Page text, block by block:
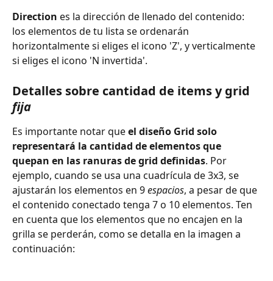
Direction es la dirección de llenado del contenido:
los elementos de tu lista se ordenarán
horizontalmente si eliges el icono 'Z', y verticalmente
si eliges el icono 'N invertida'.
Detalles sobre cantidad de items y grid
fija
Es importante notar que el diseño Grid solo
representará la cantidad de elementos que
quepan en las ranuras de grid definidas. Por
ejemplo, cuando se usa una cuadrícula de 3x3, se
ajustarán los elementos en 9 espacios, a pesar de que
el contenido conectado tenga 7 o 10 elementos. Ten
en cuenta que los elementos que no encajen en la
grilla se perderán, como se detalla en la imagen a
continuación: